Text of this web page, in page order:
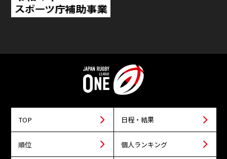
TOP 日程・結果
順位 個人ランキング